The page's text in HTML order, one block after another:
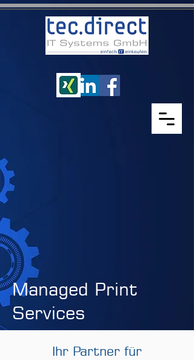
Managed Print
Services
Ihr Partner für